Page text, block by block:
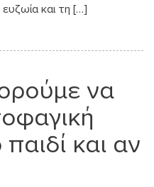
και τη […]
να
και αν